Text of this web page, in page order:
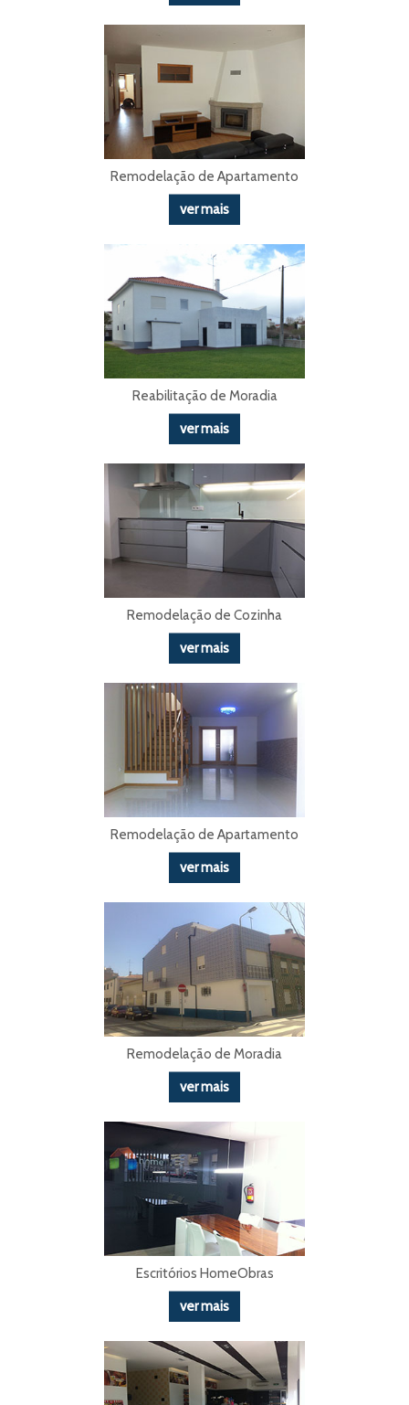
Remodelação de Apartamento
ver mais
Reabilitação de Moradia
ver mais
Remodelação de Cozinha
ver mais
Remodelação de Apartamento
ver mais
Remodelação de Moradia
ver mais
Escritórios HomeObras
ver mais